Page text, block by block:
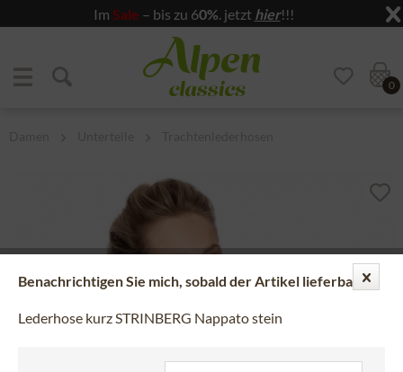
Im Sale – bis zu 60% . jetzt hier!!!
Zum Hauptbereich springen
0
Benachrichtigen Sie mich, sobald der Artikel lieferbar ist.
Lederhose kurz STRINBERG Nappato stein